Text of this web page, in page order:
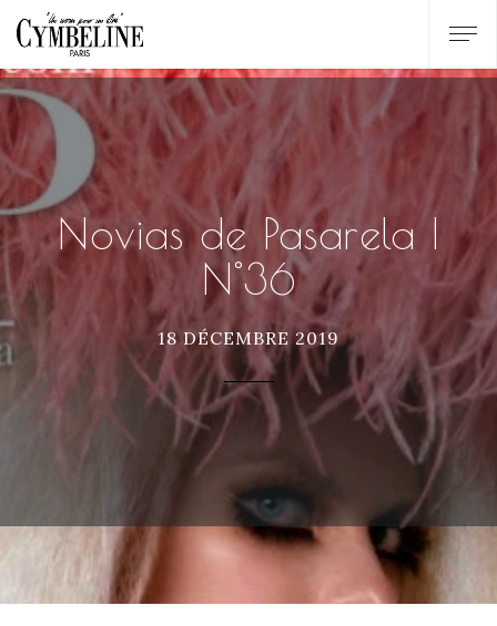
Novias de Pasarela |
N°36
18 DÉCEMBRE 2019